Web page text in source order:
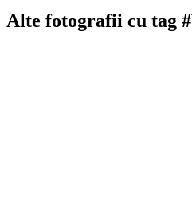
Alte fotografii cu tag